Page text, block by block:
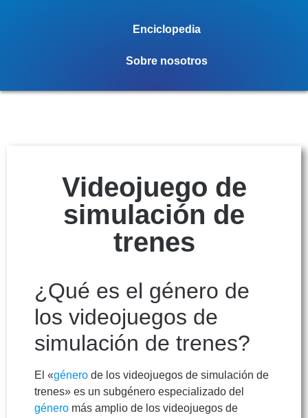
Enciclopedia
Sobre nosotros
Videojuego de
simulación de
trenes
¿Qué es el género de
los videojuegos de
simulación de trenes?
El «género de los videojuegos de simulación de
trenes» es un subgénero especializado del
género más amplio de los videojuegos de